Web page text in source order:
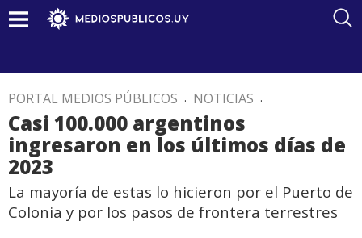
PORTAL MEDIOS PÚBLICOS . NOTICIAS .
Casi 100.000 argentinos
ingresaron en los últimos días de
2023
La mayoría de estas lo hicieron por el Puerto de
Colonia y por los pasos de frontera terrestres